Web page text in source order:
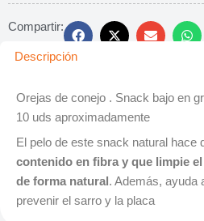
Compartir:
Descripción
Orejas de conejo . Snack bajo en
10 uds aproximadamente
El pelo de este snack natural hace
contenido en fibra y que limpie
de forma natural . Además, ayuda
prevenir el sarro y la placa